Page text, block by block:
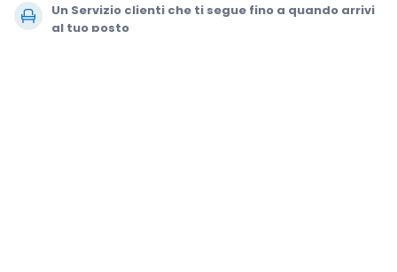
Un Servizio clienti che ti segue fino a quando arrivi
al tuo posto